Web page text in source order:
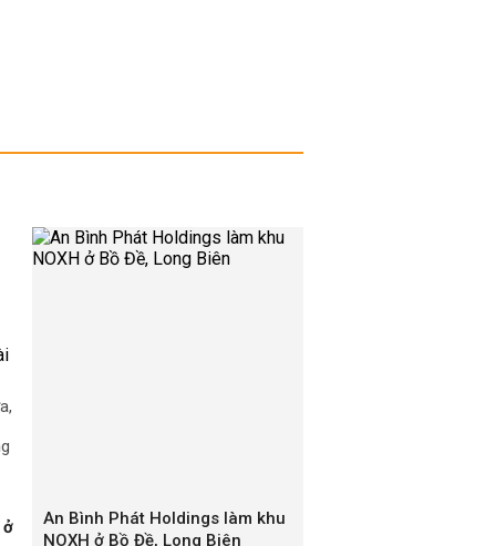
ở
An Bình Phát Holdings làm khu
NOXH ở Bồ Đề, Long Biên